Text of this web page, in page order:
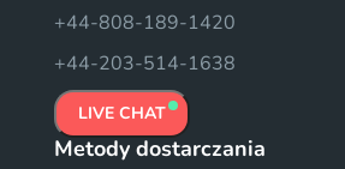
+44-808-189-1420
+44-203-514-1638
LIVE CHAT
Metody dostarczania